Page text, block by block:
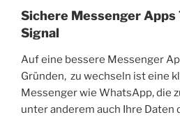
Sichere Messenger Apps
Signal
Auf eine bessere Messenger
Gründen, zu wechseln ist eine
Messenger wie WhatsApp, die
unter anderem auch Ihre Daten